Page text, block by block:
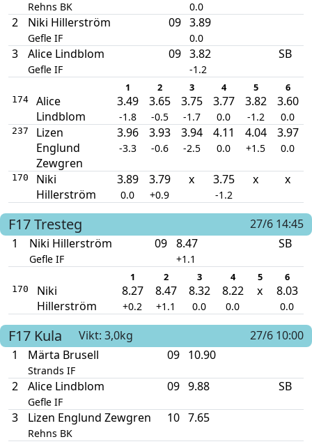
Rehns BK 0.0
2 Niki Hillerström
Gefle IF
09 3.89
0.0
3 Alice Lindblom
Gefle IF
09 3.82
-1.2
SB
1 2 3 4 5 6
174
Alice
Lindblom
3.49
-1.8
3.65
-0.5
3.75
-1.7
3.77
0.0
3.82
-1.2
3.60
0.0
237
Lizen
Englund
Zewgren
3.96
-3.3
3.93
-0.6
3.94
-2.5
4.11
0.0
4.04
+1.5
3.97
0.0
170
Niki
Hillerström
3.89
0.0
3.79
+0.9
x 3.75
-1.2
x x
F17Tresteg
27/6 14:45
1
Niki Hillerström
Gefle IF
09 8.47
+1.1
SB
1 2 3 4 5 6
170
Niki
Hillerström
8.27
+0.2
8.47
+1.1
8.32
0.0
8.22
0.0
x 8.03
0.0
F17 Kula Vikt: 3,0kg
27/6 10:00
1
Märta Brusell
Strands IF
09 10.90
2 Alice Lindblom
Gefle IF
09 9.88 SB
3 Lizen Englund Zewgren
Rehns BK
10 7.65